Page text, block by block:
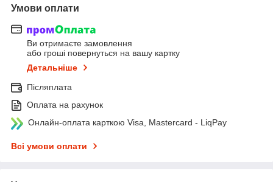
Умови оплати
Ви отримаєте замовлення
або гроші повернуться на вашу картку
Детальніше
Післяплата
Оплата на рахунок
Онлайн-оплата карткою Visa, Mastercard - LiqPay
Всі умови оплати